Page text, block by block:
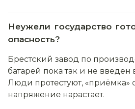
Неужели государство
опасность?
Брестский завод по
батарей пока так и не введён
Люди протестуют, «приёмка»
напряжение нарастает.